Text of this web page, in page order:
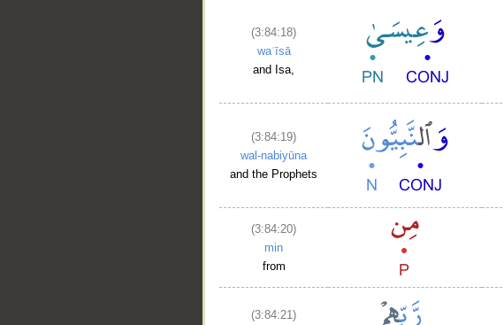
(3:84:18)
waʿīsā
and Isa,
(3:84:19)
wal-nabiyūna
and the Prophets
(3:84:20)
min
from
(3:84:21)